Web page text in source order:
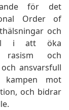
för det
Order of
och
i att öka
rasism och
ansvarsfull
mot
och bidrar